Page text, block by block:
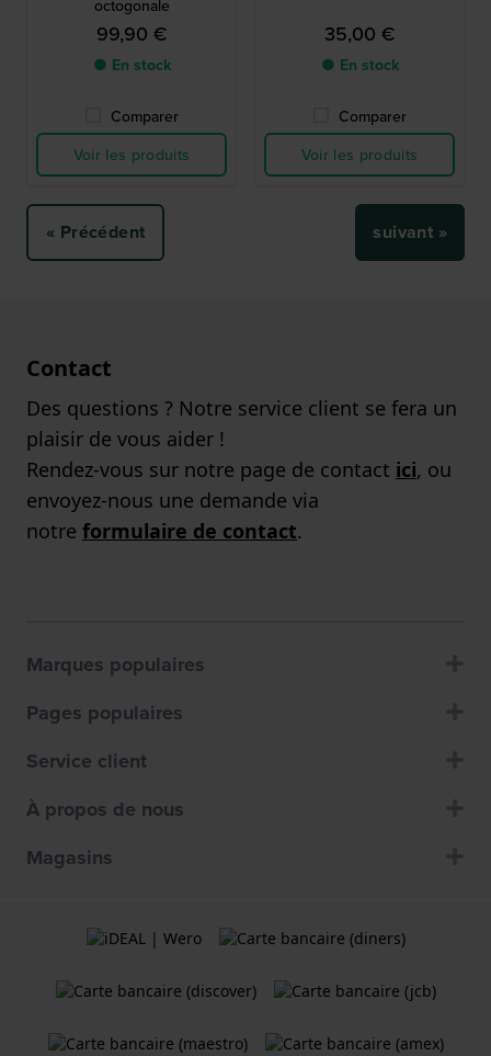
octogonale
99,90 €
● En stock
Comparer
Voir les produits
35,00 €
● En stock
Comparer
Voir les produits
« Précédent suivant »
Contact
Des questions ? Notre service client se fera un
plaisir de vous aider !
Rendez-vous sur notre page de contact ici, ou
envoyez-nous une demande via
notre formulaire de contact.
Marques populaires
Pages populaires
Service client
À propos de nous
Magasins